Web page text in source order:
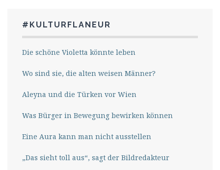
#KULTURFLANEUR
Die schöne Violetta könnte leben
Wo sind sie, die alten weisen Männer?
Aleyna und die Türken vor Wien
Was Bürger in Bewegung bewirken können
Eine Aura kann man nicht ausstellen
„Das sieht toll aus“, sagt der Bildredakteur